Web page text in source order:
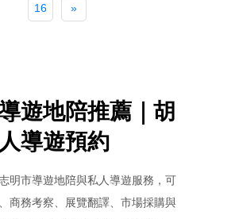
16 »
遊地陪推薦｜胡
導遊預約
明市導遊地陪與私人導遊服務，可
商務考察、展覽翻譯、市場採購與